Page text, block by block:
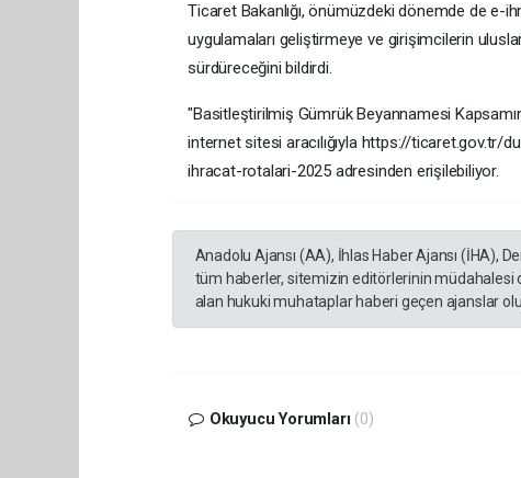
Ticaret Bakanlığı, önümüzdeki dönemde de e-
uygulamaları geliştirmeye ve girişimcilerin
sürdüreceğini bildirdi.
"Basitleştirilmiş Gümrük Beyannamesi
internet sitesi aracılığıyla https://
ihracat-rotalari-2025 adresinden erişilebiliyor.
Anadolu Ajansı (AA), İhlas Haber Ajansı (İHA),
tüm haberler, sitemizin editörlerinin müdahalesi
alan hukuki muhataplar haberi geçen ajanslar
Okuyucu Yorumları (0)